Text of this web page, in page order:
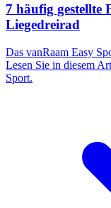
7 häufig gestellte
Liegedreirad
Das vanRaam Easy
Lesen Sie in diesem
Sport.